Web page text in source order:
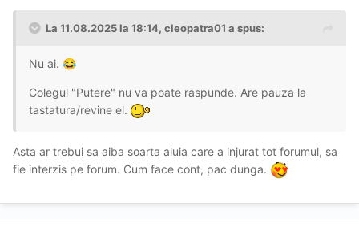
La 11.08.2025 la 18:14, cleopatra01 a spus:
Nu ai. 😂
Colegul "Putere" nu va poate raspunde. Are pauza la
tastatura/revine el.
Asta ar trebui sa aiba soarta aluia care a injurat tot forumul, sa
fie interzis pe forum. Cum face cont, pac dunga.